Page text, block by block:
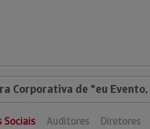
Corporativa de "eu
Sociais Auditores Diretores